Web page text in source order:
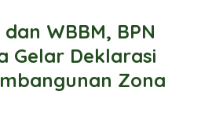
WBBM, BPN
Gelar Deklarasi
Zona